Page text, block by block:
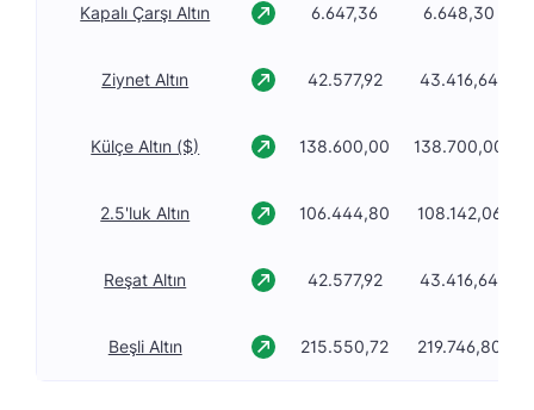
Kapalı Çarşı Altın 6.647,36 6.648,30
Ziynet Altın 42.577,92 43.416,64
Külçe Altın ($) 138.600,00 138.700,00
2.5'luk Altın 106.444,80 108.142,06
Reşat Altın 42.577,92 43.416,64
Beşli Altın 215.550,72 219.746,80